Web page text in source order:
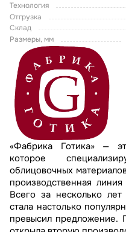
Технология
Отгрузка
Склад
Размеры, мм
«Фабрика Готика» —
которое
облицовочных
производственная
Всего за несколько
стала настолько
превысил предложение.